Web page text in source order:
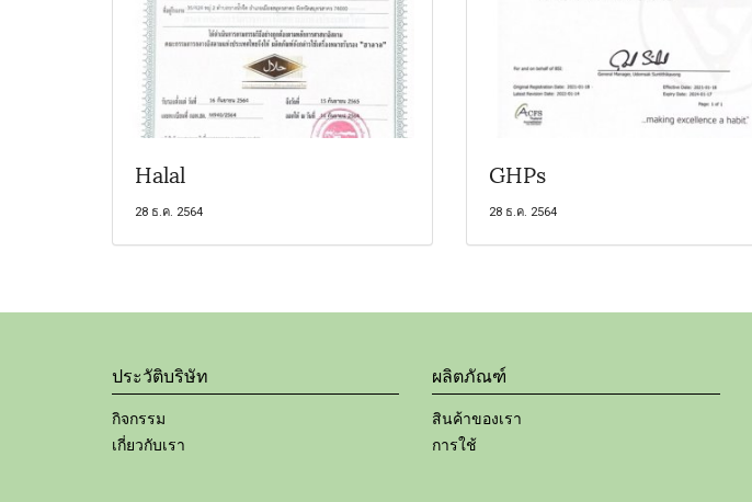
Halal
28 ธ.ค. 2564
GHPs
28 ธ.ค. 2564
ประวัติบริษัท
กิจกรรม
เกี่ยวกับเรา
ผลิตภัณฑ์
สินค้าของเรา
การใช้